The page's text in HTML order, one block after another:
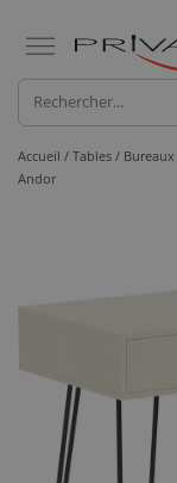
Accueil / Tables / Bureaux
Andor